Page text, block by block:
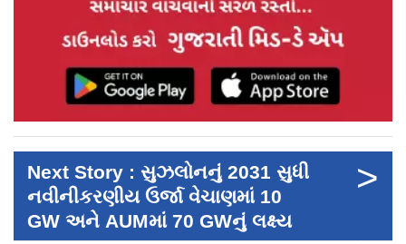
Next Story : સુઝલોનનું 2031 સુધી
નવીનીકરણીય ઉર્જા વેચાણમાં 10
GW અને AUMમાં 70 GWનું લક્ષ્ય
>